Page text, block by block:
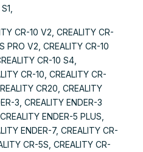
CR-10 V2, CREALITY CR-
PRO V2, CREALITY CR-10
CR-10 S4,
CR-10, CREALITY CR-
CR20, CREALITY
3, CREALITY ENDER-3
ENDER-5 PLUS,
ENDER-7, CREALITY CR-
CR-5S, CREALITY CR-